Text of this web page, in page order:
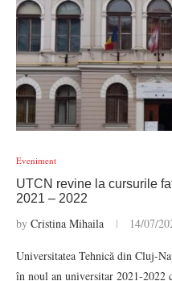
Eveniment
UTCN revine la cursurile
2021 – 2022
by Cristina Mihaila 14/07/
Universitatea Tehnică din Cluj-
în noul an universitar 2021-